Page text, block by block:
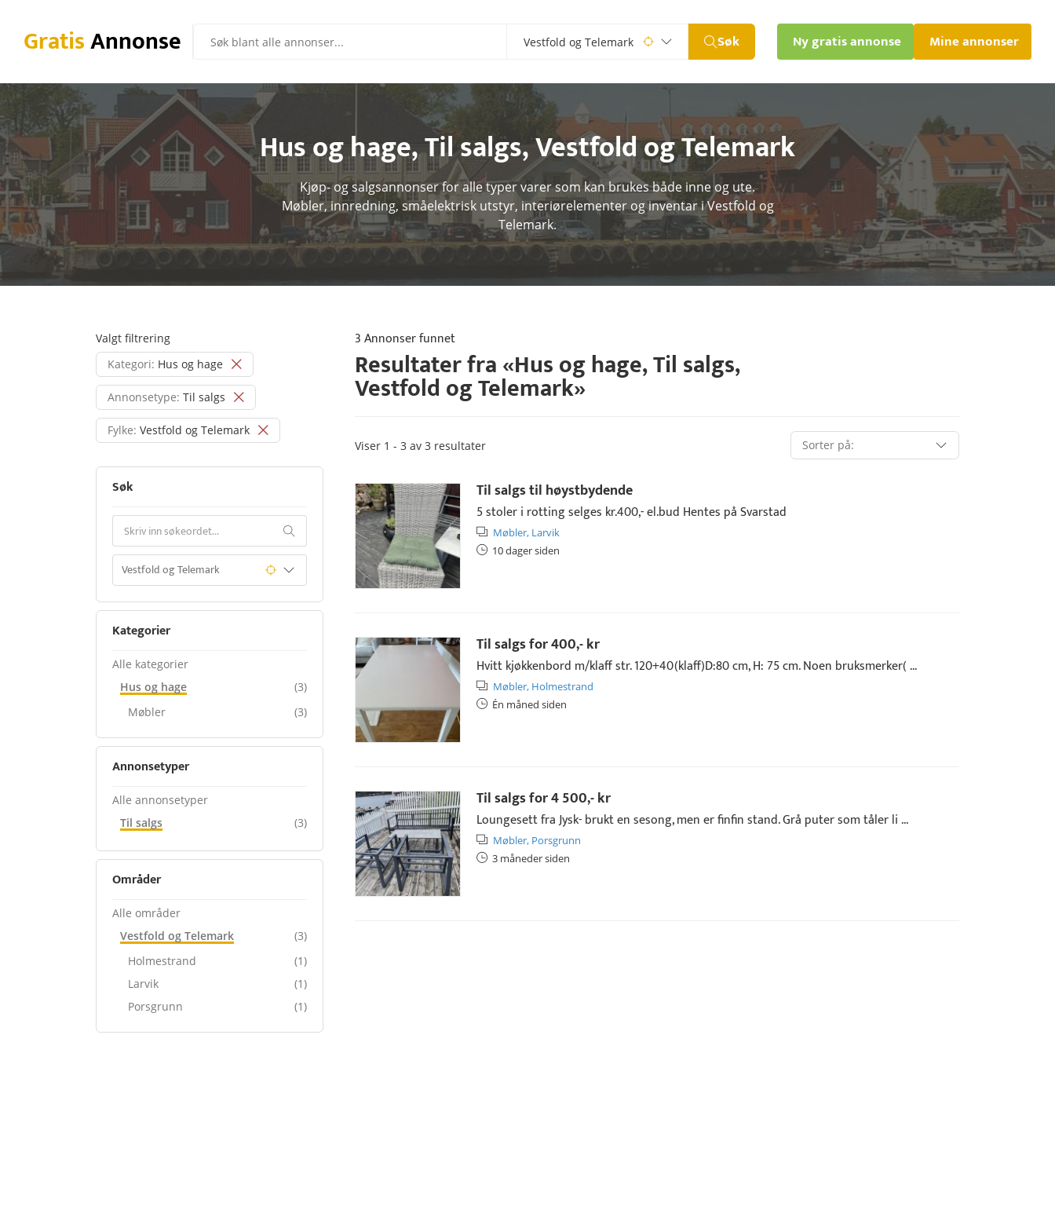
GratisAnnonse Søk Ny gratis annonse Mine annonser
Hus og hage,Til salgs,Vestfold og Telemark
Kjøp- og salgsannonser for alle typer varer som kan brukes både inne og ute.
Møbler, innredning, småelektrisk utstyr, interiørelementer og inventar i Vestfold og
Telemark.
Valgt filtrering
Kategori: Hus og hage
Annonsetype: Til salgs
Fylke: Vestfold og Telemark
Søk
Kategorier
Alle kategorier
Hus og hage
(3)
Møbler
(3)
Annonsetyper
Alle annonsetyper
Til salgs
(3)
Områder
Alle områder
Vestfold og Telemark
(3)
Holmestrand
(1)
Larvik
(1)
Porsgrunn
(1)
3 Annonser funnet
Resultater fra «Hus og hage,Til salgs,
Vestfold og Telemark»
Viser 1 - 3 av 3 resultater
Til salgs til høystbydende
5 stoler i rotting selges kr.400,- el.bud Hentes på Svarstad
Møbler, Larvik
10 dager siden
Til salgs for400,- kr
Hvitt kjøkkenbord m/klaff str. 120+40(klaff)D:80 cm, H: 75 cm. Noen bruksmerker( ...
Møbler, Holmestrand
Én måned siden
Til salgs for4 500,- kr
Loungesett fra Jysk- brukt en sesong, men er finfin stand. Grå puter som tåler li ...
Møbler, Porsgrunn
3 måneder siden